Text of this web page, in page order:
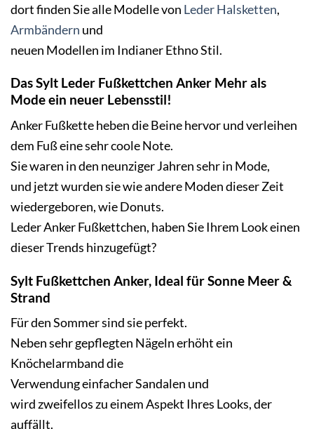
dort finden Sie alle Modelle von Leder Halsketten,
Armbändern und
neuen Modellen im Indianer Ethno Stil.
Das Sylt Leder Fußkettchen Anker Mehr als
Mode ein neuer Lebensstil!
Anker Fußkette heben die Beine hervor und verleihen
dem Fuß eine sehr coole Note.
Sie waren in den neunziger Jahren sehr in Mode,
und jetzt wurden sie wie andere Moden dieser Zeit
wiedergeboren, wie Donuts.
Leder Anker Fußkettchen, haben Sie Ihrem Look einen
dieser Trends hinzugefügt?
Sylt Fußkettchen Anker, Ideal für Sonne Meer &
Strand
Für den Sommer sind sie perfekt.
Neben sehr gepflegten Nägeln erhöht ein
Knöchelarmband die
Verwendung einfacher Sandalen und
wird zweifellos zu einem Aspekt Ihres Looks, der
auffällt.